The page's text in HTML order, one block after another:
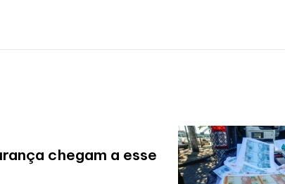
chegam a esse